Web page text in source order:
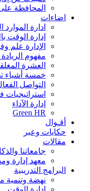
المحافظة
اضاءات
ادارة الموارد
إدارة الوقت
الإدارة علم
مفهوم
العشرة
خمسة أشياء
التواصل
استراتيجيات
إدارة الآداء
Green HR
أقـوال
حكايات وعبر
مقالات
جامعاتنا
معهد إدارة
البرامج التدريبية
نهضة وتنمية
إدارة الوقت